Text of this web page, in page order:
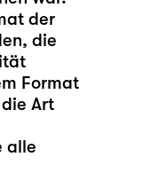
der
die
Format
Art
alle